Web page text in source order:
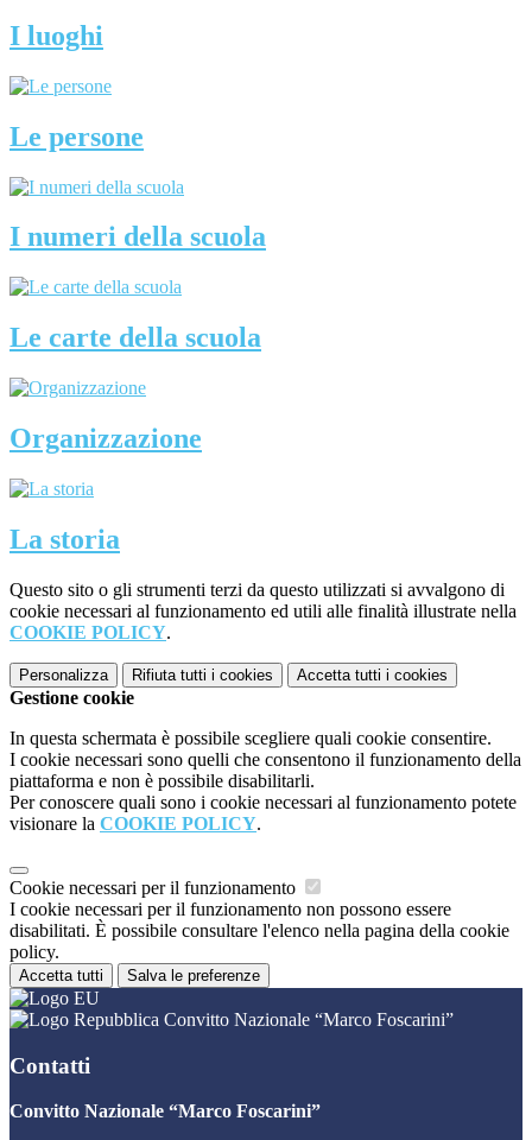
I luoghi
Le persone
I numeri della scuola
Le carte della scuola
Organizzazione
La storia
Questo sito o gli strumenti terzi da questo utilizzati si avvalgono di
cookie necessari al funzionamento ed utili alle finalità illustrate nella
COOKIE POLICY.
Personalizza Rifiuta tutti i cookies Accetta tutti i cookies
Gestione cookie
In questa schermata è possibile scegliere quali cookie consentire.
I cookie necessari sono quelli che consentono il funzionamento della
piattaforma e non è possibile disabilitarli.
Per conoscere quali sono i cookie necessari al funzionamento potete
visionare la COOKIE POLICY.
Cookie necessari per il funzionamento
I cookie necessari per il funzionamento non possono essere
disabilitati. È possibile consultare l'elenco nella pagina della cookie
policy.
Accetta tutti Salva le preferenze
Convitto Nazionale “Marco Foscarini”
Contatti
Convitto Nazionale “Marco Foscarini”